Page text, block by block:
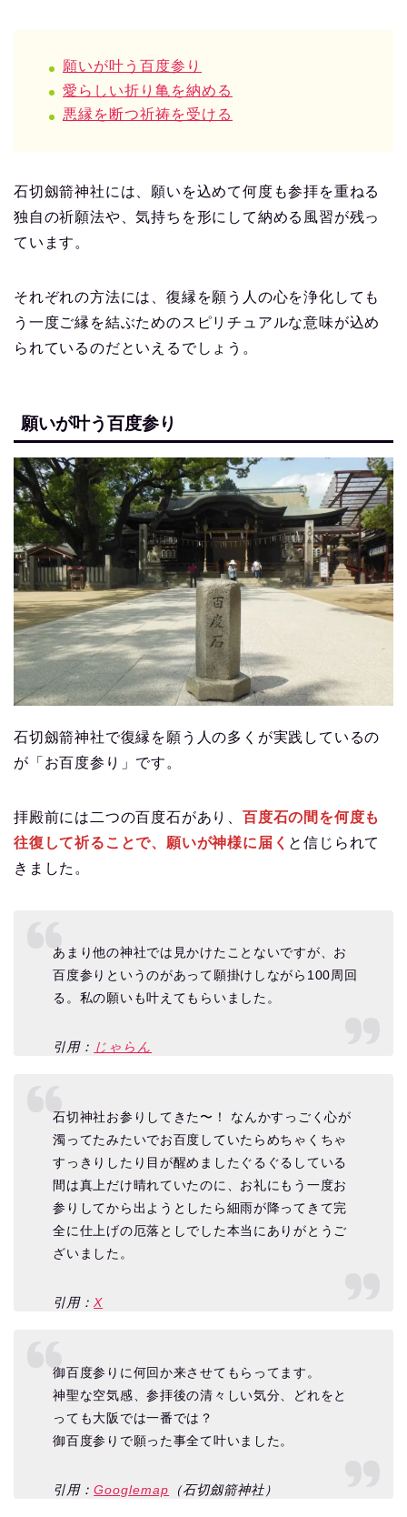
願いが叶う百度参り
愛らしい折り亀を納める
悪縁を断つ祈祷を受ける
石切劔箭神社には、願いを込めて何度も参拝を重ねる
独自の祈願法や、気持ちを形にして納める風習が残っ
ています。
それぞれの方法には、復縁を願う人の心を浄化しても
う一度ご縁を結ぶためのスピリチュアルな意味が込め
られているのだといえるでしょう。
願いが叶う百度参り
石切劔箭神社で復縁を願う人の多くが実践しているの
が「お百度参り」です。
拝殿前には二つの百度石があり、 百度石の間を何度も
往復して祈ることで、願いが神様に届く と信じられて
きました。
あまり他の神社では見かけたことないですが、お
百度参りというのがあって願掛けしながら100周回
る。私の願いも叶えてもらいました。
引用： じゃらん
石切神社お参りしてきた〜！ なんかすっごく心が
濁ってたみたいでお百度していたらめちゃくちゃ
すっきりしたり目が醒めましたぐるぐるしている
間は真上だけ晴れていたのに、お礼にもう一度お
参りしてから出ようとしたら細雨が降ってきて完
全に仕上げの厄落としでした本当にありがとうご
ざいました。
引用： X
御百度参りに何回か来させてもらってます。
神聖な空気感、参拝後の清々しい気分、どれをと
っても大阪では一番では？
御百度参りで願った事全て叶いました。
引用：Googlemap （石切劔箭神社）